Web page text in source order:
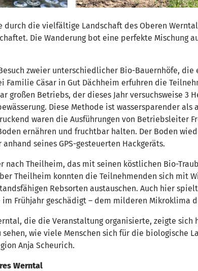
durch die vielfältige Landschaft des Oberen
Die Wanderung bot eine perfekte Mischung
zweier unterschiedlicher Bio-Bauernhöfe,
Familie Cäsar in Gut Dächheim erfuhren die
großen Betriebs, der dieses Jahr versuchsweise
Diese Methode ist wassersparender
waren die Ausführungen von Betriebsleiter
ernähren und fruchtbar halten. Der Boden
seines GPS-gesteuerten Hackgeräts.
nach Theilheim, das mit seinen köstlichen Bio-
Theilheim konnten die Teilnehmenden sich mit
Rebsorten austauschen. Auch hier
Frühjahr geschädigt – dem milderen Mikroklima
die die Veranstaltung organisierte, zeigte
sehen, wie viele Menschen sich für die biologische
Anja Scheurich.
Werntal